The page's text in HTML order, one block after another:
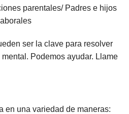
parentales/ Padres e hijos
ser la clave para resolver
Podemos ayudar. Llame
en una variedad de maneras: